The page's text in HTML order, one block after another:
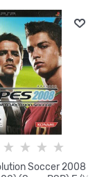
Soccer 2008